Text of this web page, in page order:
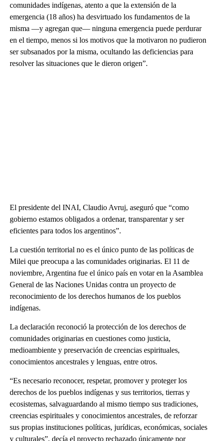
comunidades indígenas, atento a que la extensión de la
emergencia (18 años) ha desvirtuado los fundamentos de la
misma —y agregan que— ninguna emergencia puede perdurar
en el tiempo, menos si los motivos que la motivaron no pudieron
ser subsanados por la misma, ocultando las deficiencias para
resolver las situaciones que le dieron origen”.
El presidente del INAI, Claudio Avruj, aseguró que “como
gobierno estamos obligados a ordenar, transparentar y ser
eficientes para todos los argentinos”.
La cuestión territorial no es el único punto de las políticas de
Milei que preocupa a las comunidades originarias. El 11 de
noviembre, Argentina fue el único país en votar en la Asamblea
General de las Naciones Unidas contra un proyecto de
reconocimiento de los derechos humanos de los pueblos
indígenas.
La declaración reconoció la protección de los derechos de
comunidades originarias en cuestiones como justicia,
medioambiente y preservación de creencias espirituales,
conocimientos ancestrales y lenguas, entre otros.
“Es necesario reconocer, respetar, promover y proteger los
derechos de los pueblos indígenas y sus territorios, tierras y
ecosistemas, salvaguardando al mismo tiempo sus tradiciones,
creencias espirituales y conocimientos ancestrales, de reforzar
sus propias instituciones políticas, jurídicas, económicas, sociales
y culturales”, decía el proyecto rechazado únicamente por